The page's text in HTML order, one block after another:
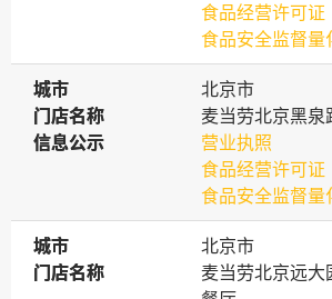
食品经营许可证
食品安全监督量
城市
城市
北京市
门店名称
门店名称
麦当劳北京黑泉
信息公示
信息公示
营业执照
食品经营许可证
食品安全监督量
城市
城市
北京市
门店名称
门店名称
麦当劳北京远大